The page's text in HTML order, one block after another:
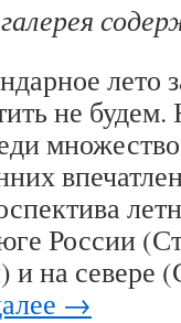
лето
не
России
и на севере
→